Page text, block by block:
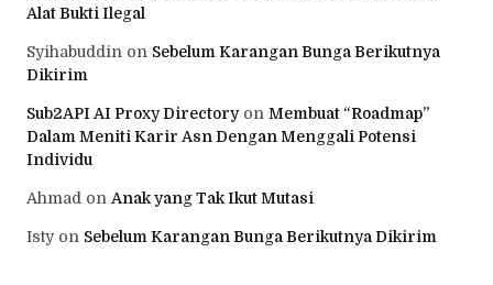
Alat Bukti Ilegal
Syihabuddin on Sebelum Karangan Bunga Berikutnya
Dikirim
Sub2API AI Proxy Directoryon Membuat “Roadmap”
Dalam Meniti Karir Asn Dengan Menggali Potensi
Individu
Ahmad on Anak yang Tak Ikut Mutasi
Istyon Sebelum Karangan Bunga Berikutnya Dikirim